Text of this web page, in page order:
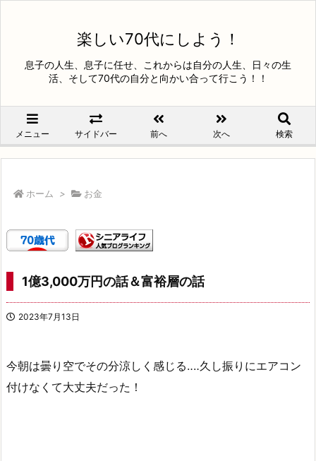
楽しい70代にしよう！
息子の人生、息子に任せ、これからは自分の人生、日々の生
活、そして70代の自分と向かい合って行こう！！
メニュー サイドバー 前へ 次へ 検索
ホーム > お金
1億3,000万円の話＆富裕層の話
2023年7月13日
今朝は曇り空でその分涼しく感じる‥‥久し振りにエアコン
付けなくて大丈夫だった！